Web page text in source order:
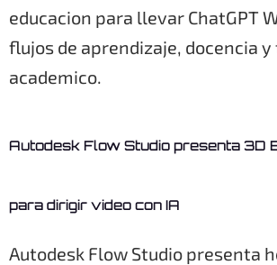
educacion para llevar ChatGPT
flujos de aprendizaje, docencia
academico.
Autodesk Flow Studio presenta 3D
para dirigir video con IA
Autodesk Flow Studio presenta